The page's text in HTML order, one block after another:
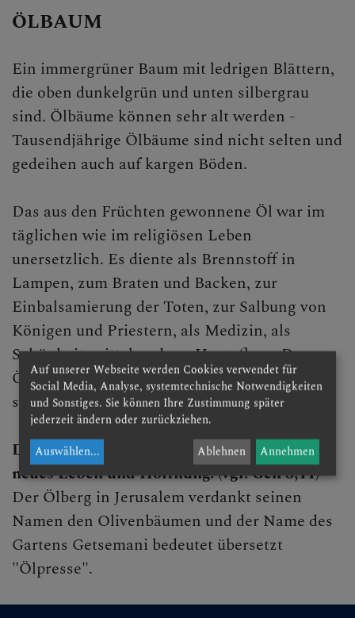
GLAUBEN
ERLEBEN
Pilgern
Jugendliche in der Kirche
Lange Nacht der Kirchen
Dom & Hl. Hippolyt
Kirchen- & Denkmalpflege
Lesefreude
Exerzitien
Seelische Gesundheit
Bibelgarten
Ölbaum
Palme
Granatapfel
ÖLBAUM
Ein immergrüner Baum mit ledrigen Blättern,
die oben dunkelgrün und unten silbergrau
sind. Ölbäume können sehr alt werden -
Tausendjährige Ölbäume sind nicht selten und
gedeihen auch auf kargen Böden.
Das aus den Früchten gewonnene Öl war im
täglichen wie im religiösen Leben
unersetzlich. Es diente als Brennstoff in
Lampen, zum Braten und Backen, zur
Einbalsamierung der Toten, zur Salbung von
Königen und Priestern, als Medizin, als
Schönheitsmittel und zur Hautpflege. Der
Ölbaum ist darüber hinaus ein
symbolträchtiger Baum:
Der Zweig des Ölbaums steht für Frieden,
neues Leben und Hoffnung. (vgl. Gen 8,11)
Der Ölberg in Jerusalem verdankt seinen
Namen den Olivenbäumen und der Name des
Gartens Getsemani bedeutet übersetzt
"Ölpresse".
Auf unserer Webseite werden Cookies verwendet für
Social Media, Analyse, systemtechnische Notwendigkeiten
und Sonstiges. Sie können Ihre Zustimmung später
jederzeit ändern oder zurückziehen.
Auswählen... Ablehnen Annehmen